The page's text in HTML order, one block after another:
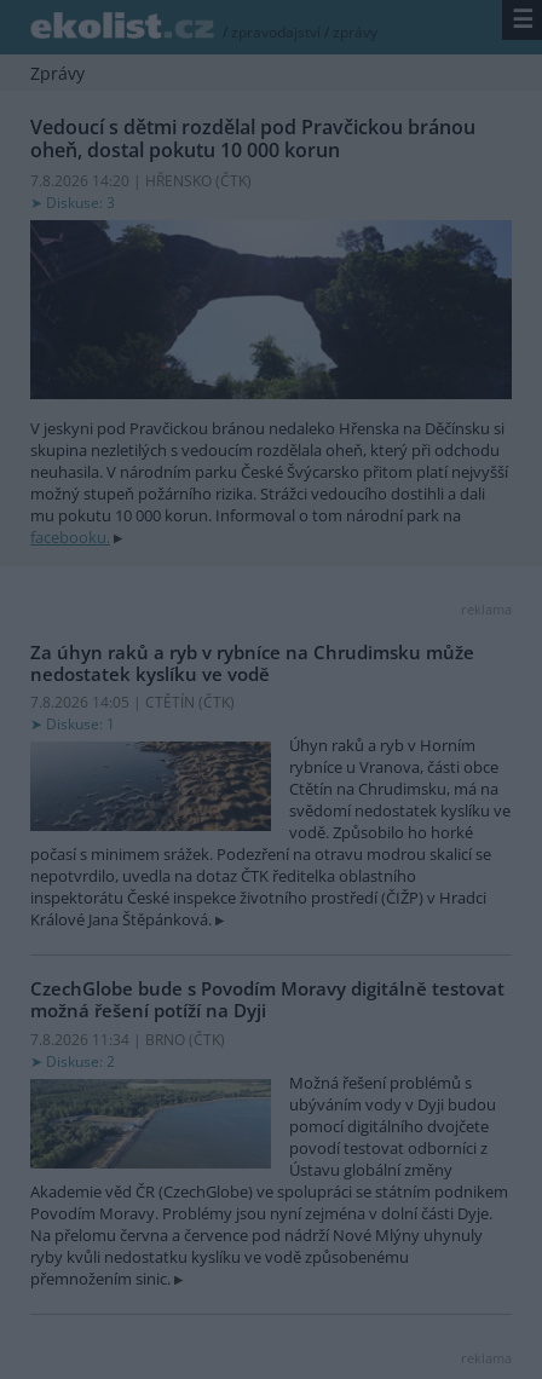
/ zpravodajství / zprávy ☰
Zprávy
Vedoucí s dětmi rozdělal pod Pravčickou bránou
oheň, dostal pokutu 10 000 korun
7.8.2026 14:20 | HŘENSKO (ČTK)
Diskuse: 3
V jeskyni pod Pravčickou bránou nedaleko Hřenska na Děčínsku si
skupina nezletilých s vedoucím rozdělala oheň, který při odchodu
neuhasila. V národním parku České Švýcarsko přitom platí nejvyšší
možný stupeň požárního rizika. Strážci vedoucího dostihli a dali
mu pokutu 10 000 korun. Informoval o tom národní park na
facebooku.
reklama
Za úhyn raků a ryb v rybníce na Chrudimsku může
nedostatek kyslíku ve vodě
7.8.2026 14:05 | CTĚTÍN (ČTK)
Diskuse: 1
Úhyn raků a ryb v Horním
rybníce u Vranova, části obce
Ctětín na Chrudimsku, má na
svědomí nedostatek kyslíku ve
vodě. Způsobilo ho horké
počasí s minimem srážek. Podezření na otravu modrou skalicí se
nepotvrdilo, uvedla na dotaz ČTK ředitelka oblastního
inspektorátu České inspekce životního prostředí (ČIŽP) v Hradci
Králové Jana Štěpánková.
CzechGlobe bude s Povodím Moravy digitálně testovat
možná řešení potíží na Dyji
7.8.2026 11:34 | BRNO (ČTK)
Diskuse: 2
Možná řešení problémů s
ubýváním vody v Dyji budou
pomocí digitálního dvojčete
povodí testovat odborníci z
Ústavu globální změny
Akademie věd ČR (CzechGlobe) ve spolupráci se státním podnikem
Povodím Moravy. Problémy jsou nyní zejména v dolní části Dyje.
Na přelomu června a července pod nádrží Nové Mlýny uhynuly
ryby kvůli nedostatku kyslíku ve vodě způsobenému
přemnožením sinic.
reklama